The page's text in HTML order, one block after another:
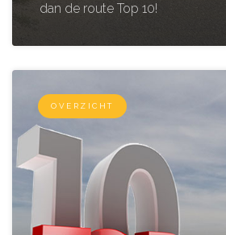
dan de route Top 10!
OVERZICHT